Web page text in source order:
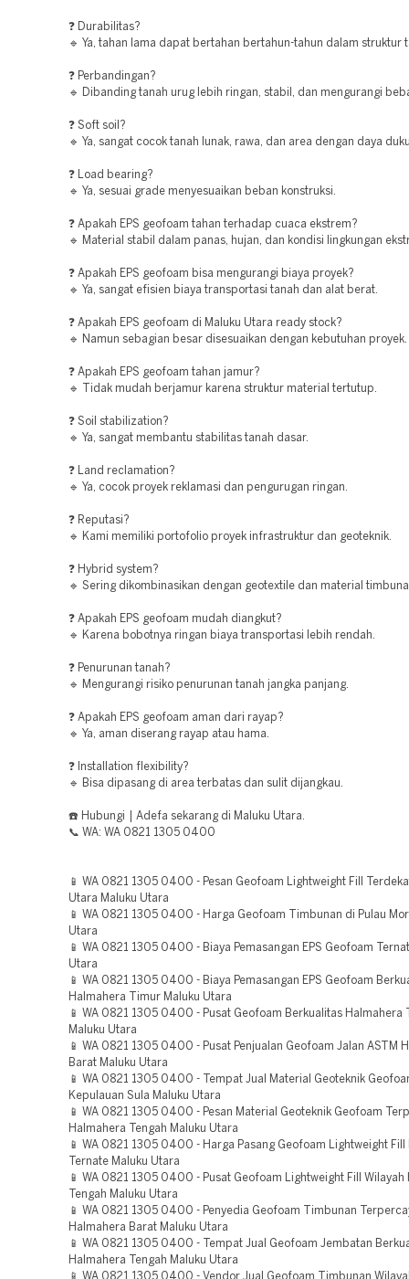
❓ Durabilitas?
🔹 Ya, tahan lama dapat bertahan bertahun-tahun dalam struktur
❓ Perbandingan?
🔹 Dibanding tanah urug lebih ringan, stabil, dan mengurangi
❓ Soft soil?
🔹 Ya, sangat cocok tanah lunak, rawa, dan area dengan daya
❓ Load bearing?
🔹 Ya, sesuai grade menyesuaikan beban konstruksi.
❓ Apakah EPS geofoam tahan terhadap cuaca ekstrem?
🔹 Material stabil dalam panas, hujan, dan kondisi lingkungan
❓ Apakah EPS geofoam bisa mengurangi biaya proyek?
🔹 Ya, sangat efisien biaya transportasi tanah dan alat berat.
❓ Apakah EPS geofoam di Maluku Utara ready stock?
🔹 Namun sebagian besar disesuaikan dengan kebutuhan proyek.
❓ Apakah EPS geofoam tahan jamur?
🔹 Tidak mudah berjamur karena struktur material tertutup.
❓ Soil stabilization?
🔹 Ya, sangat membantu stabilitas tanah dasar.
❓ Land reclamation?
🔹 Ya, cocok proyek reklamasi dan pengurugan ringan.
❓ Reputasi?
🔹 Kami memiliki portofolio proyek infrastruktur dan geoteknik.
❓ Hybrid system?
🔹 Sering dikombinasikan dengan geotextile dan material
❓ Apakah EPS geofoam mudah diangkut?
🔹 Karena bobotnya ringan biaya transportasi lebih rendah.
❓ Penurunan tanah?
🔹 Mengurangi risiko penurunan tanah jangka panjang.
❓ Apakah EPS geofoam aman dari rayap?
🔹 Ya, aman diserang rayap atau hama.
❓ Installation flexibility?
🔹 Bisa dipasang di area terbatas dan sulit dijangkau.
☎️ Hubungi | Adefa sekarang di Maluku Utara.
📞 WA: WA 0821 1305 0400
📱 WA 0821 1305 0400 - Pesan Geofoam Lightweight Fill
Utara Maluku Utara
📱 WA 0821 1305 0400 - Harga Geofoam Timbunan di Pulau
Utara
📱 WA 0821 1305 0400 - Biaya Pemasangan EPS Geofoam
Utara
📱 WA 0821 1305 0400 - Biaya Pemasangan EPS Geofoam
Halmahera Timur Maluku Utara
📱 WA 0821 1305 0400 - Pusat Geofoam Berkualitas Halmahera
Maluku Utara
📱 WA 0821 1305 0400 - Pusat Penjualan Geofoam Jalan ASTM
Barat Maluku Utara
📱 WA 0821 1305 0400 - Tempat Jual Material Geoteknik
Kepulauan Sula Maluku Utara
📱 WA 0821 1305 0400 - Pesan Material Geoteknik Geofoam
Halmahera Tengah Maluku Utara
📱 WA 0821 1305 0400 - Harga Pasang Geofoam Lightweight Fill
Ternate Maluku Utara
📱 WA 0821 1305 0400 - Pusat Geofoam Lightweight Fill Wilayah
Tengah Maluku Utara
📱 WA 0821 1305 0400 - Penyedia Geofoam Timbunan
Halmahera Barat Maluku Utara
📱 WA 0821 1305 0400 - Tempat Jual Geofoam Jembatan
Halmahera Tengah Maluku Utara
📱 WA 0821 1305 0400 - Vendor Jual Geofoam Timbunan